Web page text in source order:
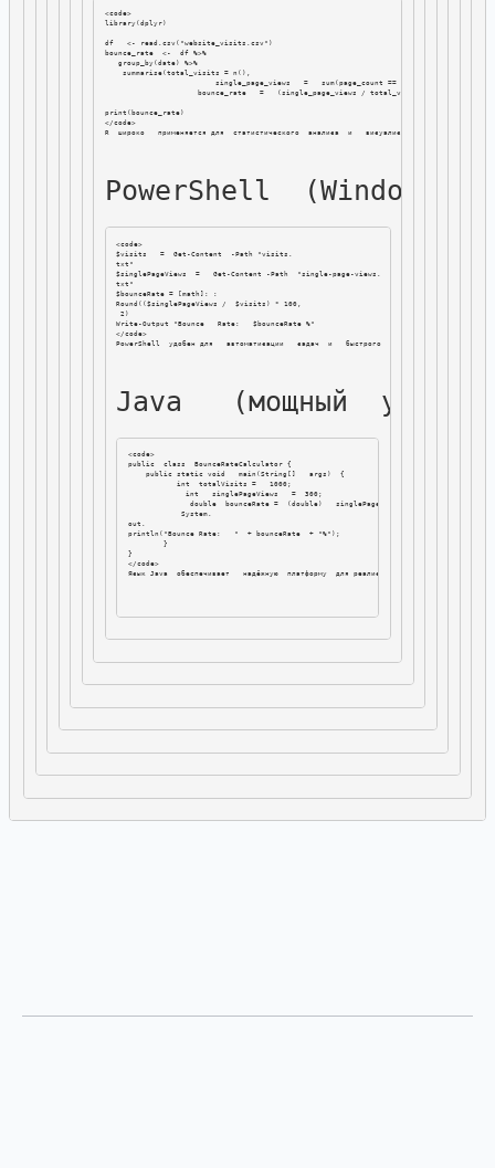
<code>
library(dplyr)
df   <- read.csv("website_visits.csv")
bounce_rate  <-  df %>%
   group_by(date) %>%
    summarise(total_visits = n(),
                         single_page_views   =   sum(page_count ==  1),
                     bounce_rate   =   (single_page_views / total_visits)  *   100)
print(bounce_rate)
</code>
R  широко   применяется для  статистического  анализа  и   визуализации   данных,
PowerShell  (Windows
<code>
$visits   =  Get-Content  -Path "visits.
txt"
$singlePageViews  =   Get-Content -Path  "single-page-views.
txt"
$bounceRate = [math]: :
Round(($singlePageViews /  $visits) * 100,
2)
Write-Output "Bounce   Rate:   $bounceRate %"
Java   (мощный
<code>
public  class  BounceRateCalculator {
    public static void   main(String[]   args)  {
           int  totalVisits =   1000;
             int   singlePageViews   =  300;
double  bounceRate =  (double)   singlePageViews  / totalVisits   *
            System.
out.
println("Bounce Rate:   "  + bounceRate  + "%");
        }
}
</code>
Язык Java  обеспечивает   надёжную  платформу  для реализации расчёта  показателя